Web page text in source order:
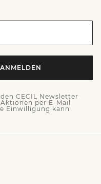
CECIL Newsletter
per E-Mail
Einwilligung kann